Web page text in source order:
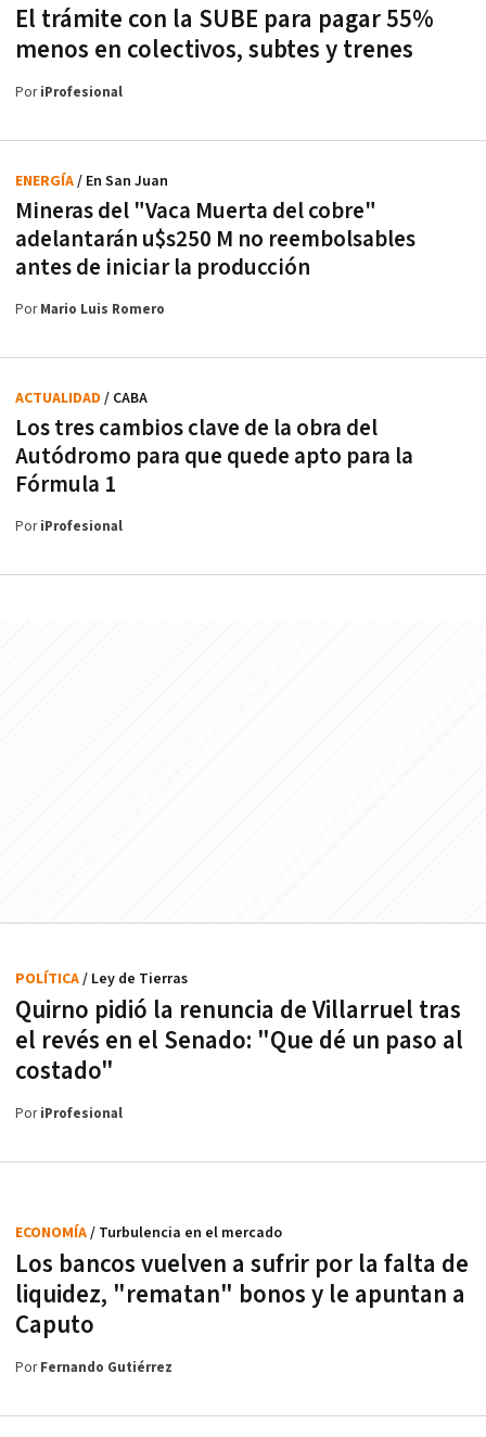
El trámite con la SUBE para pagar 55%
menos en colectivos, subtes y trenes
PoriProfesional
Mineras del "Vaca Muerta del cobre"
adelantarán u$s250 M no reembolsables
antes de iniciar la producción
ENERGÍA/ En San Juan
PorMario Luis Romero
Los tres cambios clave de la obra del
Autódromo para que quede apto para la
Fórmula 1
ACTUALIDAD / CABA
PoriProfesional
Quirno pidió la renuncia de Villarruel tras
el revés en el Senado: "Que dé un paso al
costado"
POLÍTICA/ Ley de Tierras
PoriProfesional
Los bancos vuelven a sufrir por la falta de
liquidez, "rematan" bonos y le apuntan a
Caputo
ECONOMÍA/ Turbulencia en el mercado
PorFernando Gutiérrez